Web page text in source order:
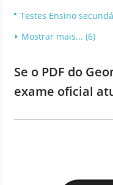
Testes Ensino
Mostrar mais... (6)
Se o PDF do
exame oficial